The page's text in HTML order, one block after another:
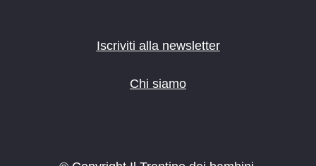
Iscriviti alla newsletter
Chi siamo